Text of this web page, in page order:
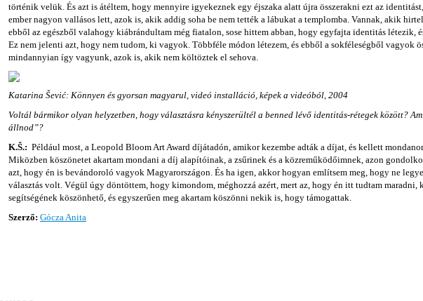
történik velük. És azt is átéltem, hogy mennyire igyekeznek egy éjszaka alatt újra összerakni ezt az
ember nagyon vallásos lett, azok is, akik addig soha be nem tették a lábukat a templomba. Vannak, akik
ebből az egészből valahogy kiábrándultam még fiatalon, sose hittem abban, hogy egyfajta identitás létezik,
Ez nem jelenti azt, hogy nem tudom, ki vagyok. Többféle módon létezem, és ebből a sokféleségből vagyok
mindannyian így vagyunk, azok is, akik nem költöztek el sehova.
Katarina Šević: Könnyen és gyorsan magyarul, videó installáció, képek a videóból, 2004
Voltál bármikor olyan helyzetben, hogy választásra kényszerültél a benned lévő identitás-rétegek között?
állnod”?
K.Š.: Például most, a Leopold Bloom Art Award díjátadón, amikor kezembe adták a díjat, és kellett
Miközben köszönetet akartam mondani a díj alapítóinak, a zsűrinek és a közreműködőimnek, azon
azt, hogy én is bevándoroló vagyok Magyarországon. És ha igen, akkor hogyan említsem meg, hogy ne
választás volt. Végül úgy döntöttem, hogy kimondom, méghozzá azért, mert az, hogy én itt tudtam maradni,
segítségének köszönhető, és egyszerűen meg akartam köszönni nekik is, hogy támogattak.
Szerző: Gócza Anita